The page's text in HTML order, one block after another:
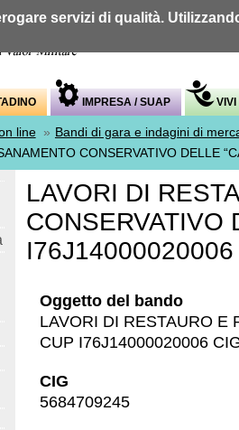
IMPRESA / SUAP
line » Bandi di gara e indagini di
CONSERVATIVO DELLE
LAVORI DI
CONSERVATIVO
Oggetto del bando
LAVORI DI RESTAURO E
CUP I76J14000020006
CIG
5684709245
servizi di qualità.